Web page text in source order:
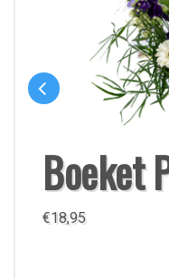
Boeket
€18,95